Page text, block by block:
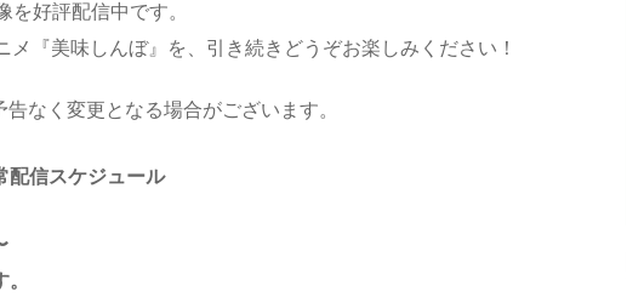
好評配信中です。
『美味しんぼ』を、引き続きどうぞお楽しみください！
なく変更となる場合がございます。
信スケジュール